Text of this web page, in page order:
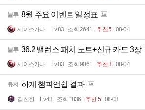
블루 8월 주요 이벤트 일정표
세이스카나 Lv.83 조회 2641 추천 5 08-04
블루 36.2 밸런스 패치 노트+신규 카드 3장
세이스카나 Lv.83 조회 9061 추천 3 08-04
유저 하계 챔피언쉽 결과
김신한 Lv.43 조회 1836 추천 5 08-03